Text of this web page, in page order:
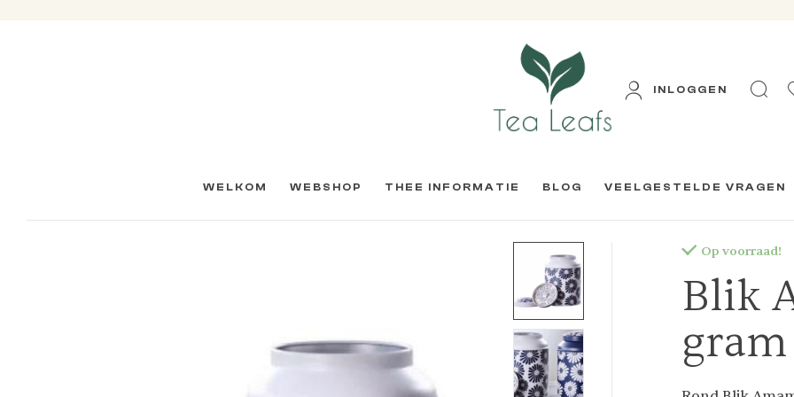
INLOGGEN
WELKOM WEBSHOP THEE INFORMATIE BLOG VEELGESTELDE VRAGEN
Op voorraad!
Blik